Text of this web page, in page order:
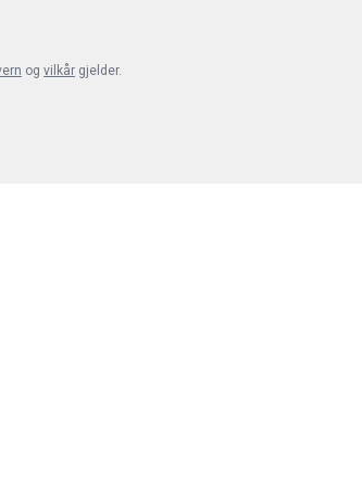
og vilkår gjelder.